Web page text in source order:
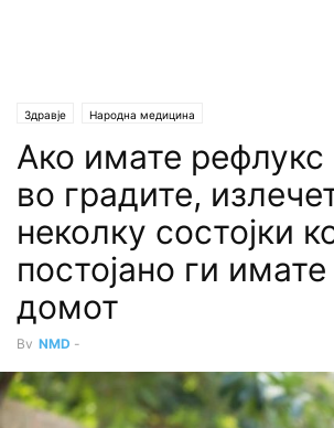
Здравје Народна медицина
Ако имате рефлукс
во градите,
неколку состојки
постојано ги
домот
By NMD -